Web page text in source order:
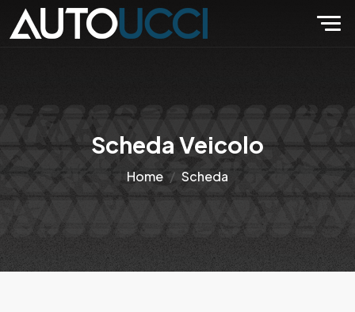
Scheda Veicolo
Home Scheda